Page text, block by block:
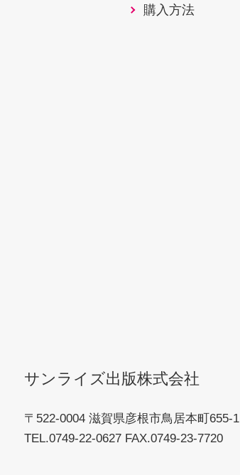
購入方法
サンライズ出版株式会社
〒522-0004 滋賀県彦根市鳥居本町655-1
TEL.0749-22-0627 FAX.0749-23-7720